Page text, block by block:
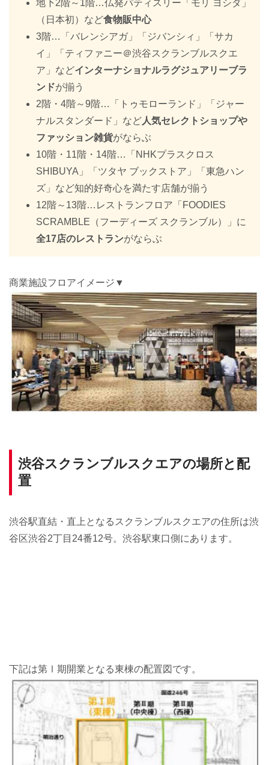
地下2階～1階…仏発パティスリー「モリ ヨシダ」
（日本初）など食物販中心
3階…「バレンシアガ」「ジバンシィ」「サカ
イ」「ティファニー＠渋谷スクランブルスクエ
ア」などインターナショナルラグジュアリーブラ
ンドが揃う
2階・4階～9階…「トゥモローランド」「ジャー
ナルスタンダード」など人気セレクトショップや
ファッション雑貨がならぶ
10階・11階・14階…「NHKプラスクロス
SHIBUYA」「ツタヤ ブックストア」「東急ハン
ズ」など知的好奇心を満たす店舗が揃う
12階～13階…レストランフロア「FOODIES
SCRAMBLE（フーディーズ スクランブル）」に
全17店のレストランがならぶ
商業施設フロアイメージ▼
渋谷スクランブルスクエアの場所と配
置
渋谷駅直結・直上となるスクランブルスクエアの住所は渋
谷区渋谷2丁目24番12号。渋谷駅東口側にあります。
下記は第Ⅰ期開業となる東棟の配置図です。